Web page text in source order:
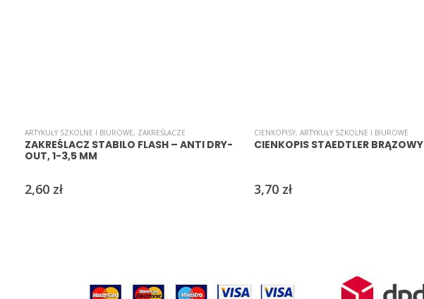
ARTYKUŁY SZKOLNE I BIUROWE, ZAKREŚLACZE
ZAKREŚLACZ STABILO FLASH – ANTI DRY-
OUT, 1-3,5 MM
2,60 zł
CIENKOPISY, ARTYKUŁY SZKOLNE I BIUROWE
CIENKOPIS STAEDTLER BRĄZOWY
3,70 zł